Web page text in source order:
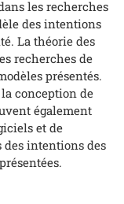
les recherches
des intentions
La théorie des
recherches de
présentés.
conception de
également
et de
des intentions des